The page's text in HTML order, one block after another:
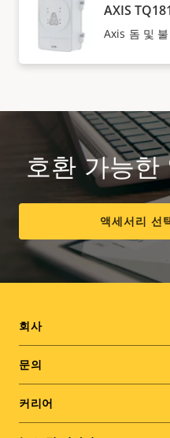
AXIS
Axis 돔 및
호환 가능한
액세서리 선
Footer
menu
회사
문의
커리어